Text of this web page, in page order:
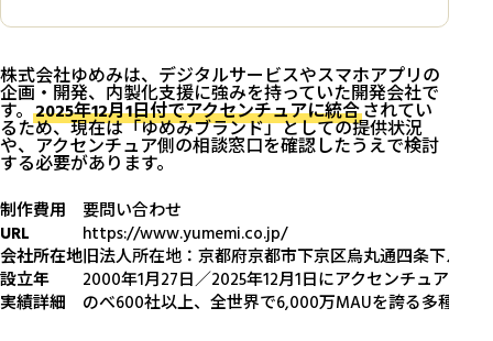
株式会社ゆめみは、デジタルサービスやスマホアプリの
企画・開発、内製化支援に強みを持っていた開発会社で
す。 2025年12月1日付でアクセンチュアに統合されてい
るため、現在は「ゆめみブランド」としての提供状況
や、アクセンチュア側の相談窓口を確認したうえで検討
する必要があります。
制作費用
要問い合わせ
URL
https://www.yumemi.co.jp/
会社所在地 旧法人所在地：京都府京都市下京区烏丸通四条下ル水
設立年
2000年1月27日／2025年12月1日にアクセンチュアへ統
実績詳細
のべ600社以上、全世界で6,000万MAUを誇る多種多